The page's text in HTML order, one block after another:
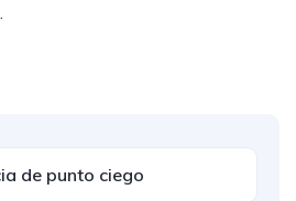
de punto ciego